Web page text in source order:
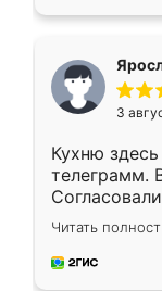
3
Кухню
телеграмм.
недели
довольны
мебель за
Читать